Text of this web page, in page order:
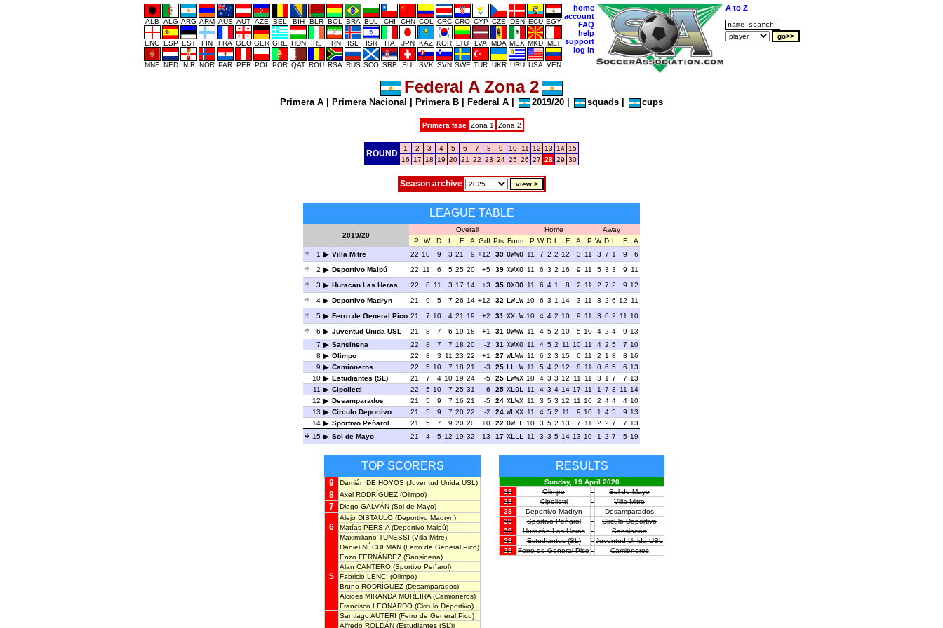
ALB ALG ARG ARM AUS AUT AZE BEL BIH BLR BOL BRA BUL CHI CHN COL CRC CRO CYP CZE DEN ECU EGY
ENG ESP EST FIN FRA GEO GER GRE HUN IRL IRN ISL ISR ITA JPN KAZ KOR LTU LVA MDA MEX MKD MLT
MNE NED NIR NOR PAR PER POL POR QAT ROU RSA RUS SCO SRB SUI SVK SVN SWE TUR UKR URU USA VEN
home
account
FAQ
help
support
log in
A to Z
Federal A Zona 2
Primera A Primera Nacional Primera B Federal A 2019/20 squads cups
Primera fase Zona 1 Zona 2
ROUND
1 2 3 4 5 6 7 8 9 10 11 12 13 14 15
16
17 18 19 20 21 22 23 24 25 26 27 28 29 30
Season archive
LEAGUE TABLE
2019/20
Overall Home
Away
P
W D L F A Gdf Pts Form P W D L F A P W D L F
A
1
Villa Mitre 22 10 9 3 21 9 +12 39 OWWO 11 7 2 2 12 3 11 3 7 1 9
6
2
Deportivo Maipú 22 11 6 5 25 20 +5 39 XWXO 11 6 3 2 16 9 11 5 3 3 9 11
3
Huracán Las Heras 22 8 11 3 17 14 +3 35 OXOO 11 6 4 1 8 2 11 2 7 2 9 12
4
Deportivo Madryn 21 9 5 7 26 14 +12 32 LWLW 10 6 3 1 14 3 11 3 2 6 12 11
5
Ferro de General Pico 21 7 10 4 21 19 +2 31 XXLW 10 4 4 2 10 9 11 3 6 2 11 10
6
Juventud Unida USL 21 8 7 6 19 18 +1 31 OWWW 11 4 5 2 10 5 10 4 2 4 9 13
7
Sansinena 22 8 7 7 18 20 -2 31 XWXO 11 4 5 2 11 10 11 4 2 5 7 10
8
Olimpo 22 8 3 11 23 22 +1 27 WLWW 11 6 2 3 15 6 11 2 1 8 8 16
9
Camioneros 22 5 10 7 18 21 -3 25 LLLW 11 5 4 2 12 8 11 0 6 5 6 13
10
Estudiantes (SL) 21 7 4 10 19 24 -5 25 LWWX 10 4 3 3 12 11 11 3 1 7 7 13
11
Cipolletti 22 5 10 7 25 31 -6 25 XLOL 11 4 3 4 14 17 11 1 7 3 11 14
12
Desamparados 21 5 9 7 16 21 -5 24 XLWX 11 3 5 3 12 11 10 2 4 4 4 10
13
Circulo Deportivo 21 5 9 7 20 22 -2 24 WLXX 11 4 5 2 11 9 10 1 4 5 9 13
14
Sportivo Peñarol 21 5 7 9 20 20 +0 22 OWLL 10 3 5 2 13 7 11 2 2 7 7 13
15
Sol de Mayo 21 4 5 12 19 32 -13 17 XLLL 11 3 3 5 14 13 10 1 2 7 5 19
TOP SCORERS
9 Damián DE HOYOS (Juventud Unida USL)
8 Axel RODRÍGUEZ (Olimpo)
7 Diego GALVÁN (Sol de Mayo)
6
Alejo DISTAULO (Deportivo Madryn)
Matías PERSIA (Deportivo Maipú)
Maximiliano TUNESSI (Villa Mitre)
5
Daniel NÉCULMAN (Ferro de General Pico)
Enzo FERNÁNDEZ (Sansinena)
Alan CANTERO (Sportivo Peñarol)
Fabricio LENCI (Olimpo)
Bruno RODRÍGUEZ (Desamparados)
Alcides MIRANDA MOREIRA (Camioneros)
Francisco LEONARDO (Circulo Deportivo)
Santiago AUTERI (Ferro de General Pico)
Alfredo ROLDÁN (Estudiantes (SL))
RESULTS
Sunday, 19 April 2020
28
Olimpo -
Sol de Mayo
28
Cipolletti -
Villa Mitre
28
Deportivo Madryn -
Desamparados
28
Sportivo Peñarol -
Circulo Deportivo
28
Huracán Las Heras -
Sansinena
28
Estudiantes (SL) - Juventud Unida USL
28
Ferro de General Pico - Camioneros